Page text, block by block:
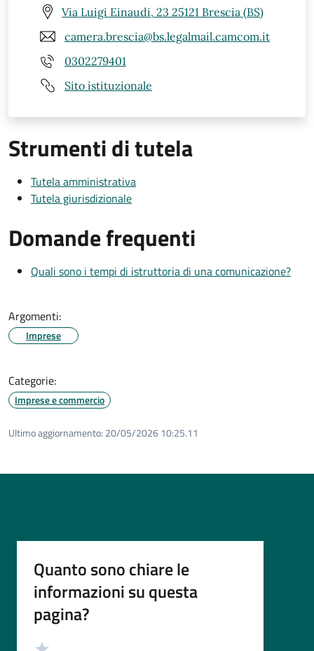
Via Luigi Einaudi, 23 25121 Brescia (BS)
camera.brescia@bs.legalmail.camcom.it
0302279401
Sito istituzionale
Strumenti di tutela
Tutela amministrativa
Tutela giurisdizionale
Domande frequenti
Quali sono i tempi di istruttoria di una comunicazione?
Argomenti:
Imprese
Categorie:
Imprese e commercio
Ultimo aggiornamento: 20/05/2026 10:25.11
Quanto sono chiare le
informazioni su questa
pagina?
Valutazione